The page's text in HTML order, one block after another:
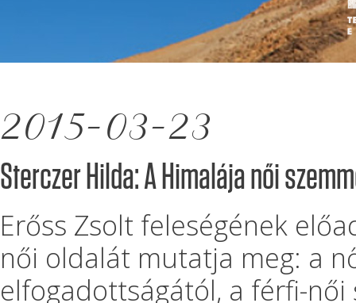
2015-03-23
Sterczer Hilda: A Himalája női
Erőss Zsolt feleségének
női oldalát mutatja meg: a
elfogadottságától, a férfi-női